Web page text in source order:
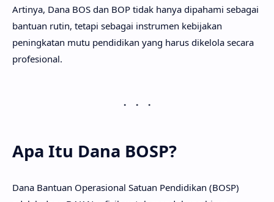
Artinya, Dana BOS dan BOP tidak hanya dipahami sebagai
bantuan rutin, tetapi sebagai instrumen kebijakan
peningkatan mutu pendidikan yang harus dikelola secara
profesional.
Apa Itu Dana BOSP?
Dana Bantuan Operasional Satuan Pendidikan (BOSP)